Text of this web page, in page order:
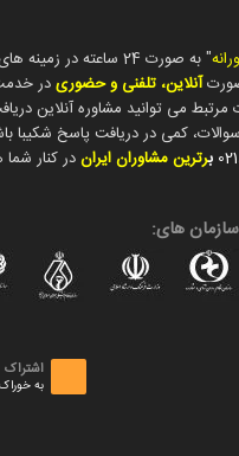
" به صورت 24 ساعته در زمینه های
آنلاین، تلفنی و حضوریدر
می توانید مشاوره آنلاین
سوالات، کمی در دریافت پاسخ شکیبا
برترین مشاوران ایراندر کنار
های:
اشتراک
به خوراک RSS